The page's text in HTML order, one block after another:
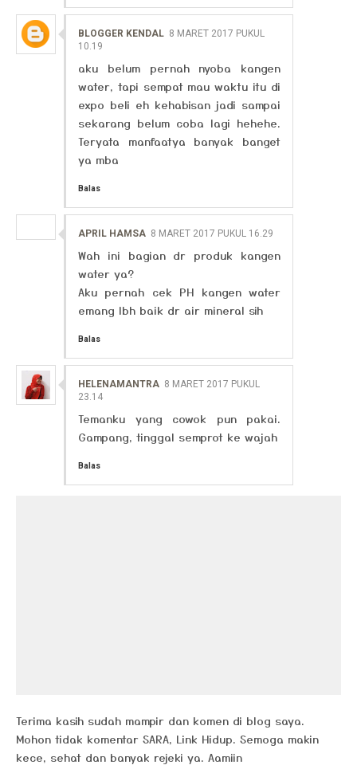
BLOGGER KENDAL 8 MARET 2017 PUKUL
10.19
aku belum pernah nyoba kangen
water, tapi sempat mau waktu itu di
expo beli eh kehabisan jadi sampai
sekarang belum coba lagi hehehe.
Teryata manfaatya banyak banget
ya mba
Balas
APRIL HAMSA 8 MARET 2017 PUKUL 16.29
Wah ini bagian dr produk kangen
water ya?
Aku pernah cek PH kangen water
emang lbh baik dr air mineral sih
Balas
HELENAMANTRA 8 MARET 2017 PUKUL
23.14
Temanku yang cowok pun pakai.
Gampang, tinggal semprot ke wajah
Balas
Terima kasih sudah mampir dan komen di blog saya.
Mohon tidak komentar SARA, Link Hidup. Semoga makin
kece, sehat dan banyak rejeki ya. Aamiin